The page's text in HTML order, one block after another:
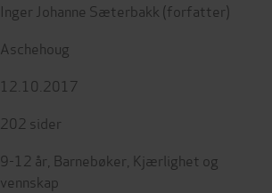
Inger Johanne Sæterbakk (forfatter)
Aschehoug
12.10.2017
202 sider
9-12 år Barnebøker Kjærlighet og
vennskap